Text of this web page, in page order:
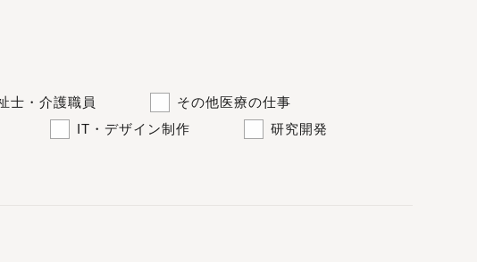
士・介護職員
その他医療の仕事
IT・デザイン制作
研究開発